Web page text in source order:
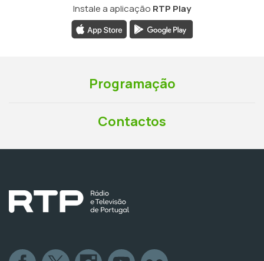
Instale a aplicação RTP Play
Programação
Contactos